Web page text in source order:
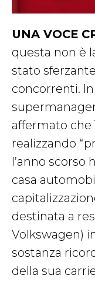
UNA VOCE
questa non è
stato
concorrenti.
affermato che
realizzando
l’anno scorso
casa
destinata a
Volkswagen)
sostanza
della sua